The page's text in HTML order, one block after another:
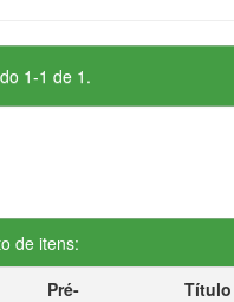
1-1 de 1.
de itens:
Pré-
Título